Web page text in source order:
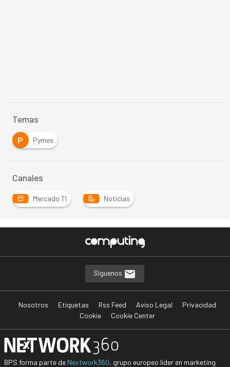
Temas
P
Pymes
Canales
Mercado TI Noticias
Síguenos
Nosotros Etiquetas Rss Feed Aviso Legal
Privacidad
Cookie
Cookie Center
BPS forma parte de Nextwork360, grupo europeo líder en marketing